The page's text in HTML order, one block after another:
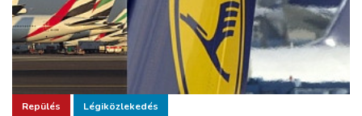
KÖZLEKEDÉSFEJLESZTÉS
ELLÁTÁSI LÁNC
ZÖLDÚT
Repülés Légiközlekedés